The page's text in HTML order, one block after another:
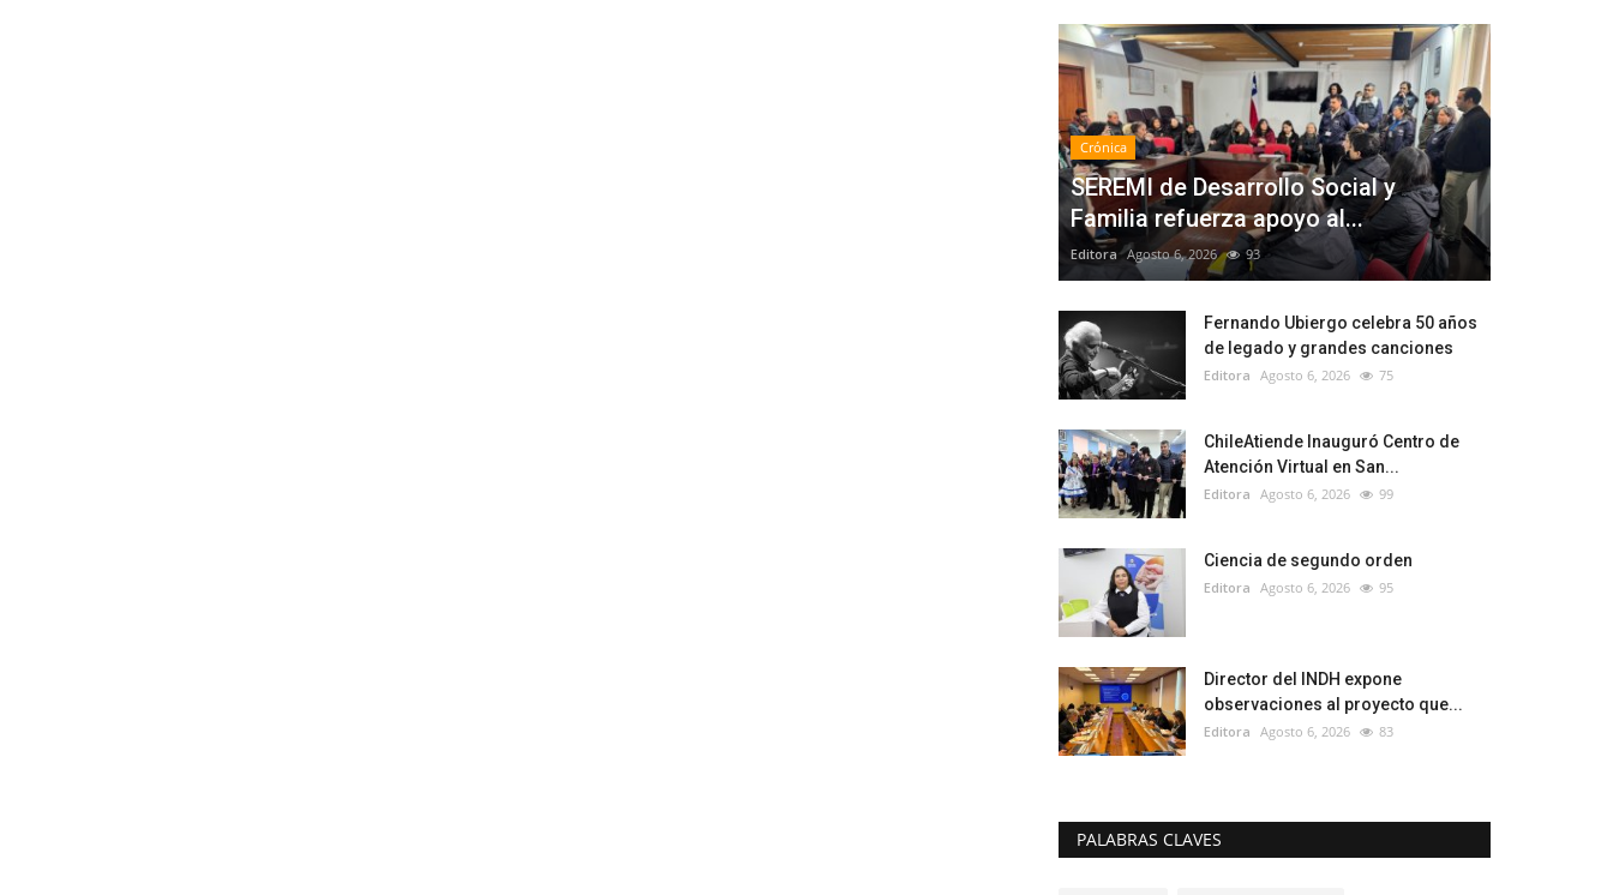
Crónica
SEREMI de Desarrollo Social y
Familia refuerza apoyo al...
Editora Agosto 6, 2026 93
Fernando Ubiergo celebra 50 años
de legado y grandes canciones
Editora Agosto 6, 2026 75
ChileAtiende Inauguró Centro de
Atención Virtual en San...
Editora Agosto 6, 2026 99
Ciencia de segundo orden
Editora Agosto 6, 2026 95
Director del INDH expone
observaciones al proyecto que...
Editora Agosto 6, 2026 83
PALABRAS CLAVES